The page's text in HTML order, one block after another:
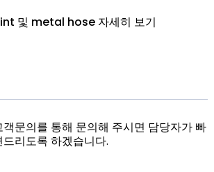
및 metal hose 자세히 보기
문의를 통해 문의해 주시면 담당자가 빠
리도록 하겠습니다.